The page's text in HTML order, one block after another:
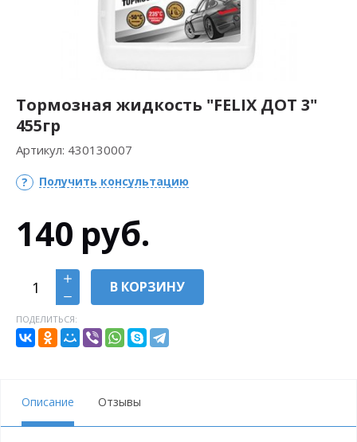
Тормозная жидкость "FELIX ДОТ 3"
455гр
Артикул: 430130007
Получить консультацию
140 руб.
В КОРЗИНУ
ПОДЕЛИТЬСЯ:
Описание Отзывы